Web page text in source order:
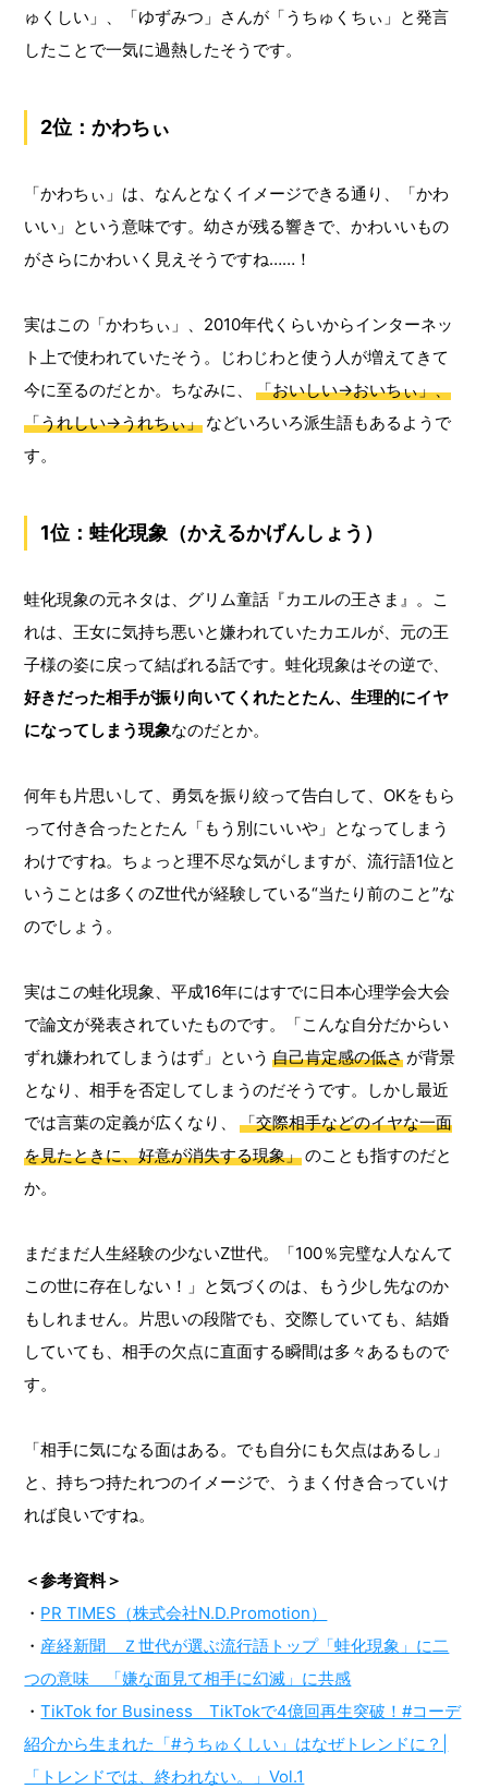
ゅくしい」、「ゆずみつ」さんが「うちゅくちぃ」と発言
したことで一気に過熱したそうです。
2位：かわちぃ
「かわちぃ」は、なんとなくイメージできる通り、「かわ
いい」という意味です。幼さが残る響きで、かわいいもの
がさらにかわいく見えそうですね……！
実はこの「かわちぃ」、2010年代くらいからインターネッ
ト上で使われていたそう。じわじわと使う人が増えてきて
今に至るのだとか。ちなみに、
「おいしい→おいちぃ」、
「うれしい→うれちぃ」 などいろいろ派生語もあるようで
す。
1位：蛙化現象（かえるかげんしょう）
蛙化現象の元ネタは、グリム童話『カエルの王さま』。こ
れは、王女に気持ち悪いと嫌われていたカエルが、元の王
子様の姿に戻って結ばれる話です。蛙化現象はその逆で、
好きだった相手が振り向いてくれたとたん、生理的にイヤ
になってしまう現象なのだとか。
何年も片思いして、勇気を振り絞って告白して、OKをもら
って付き合ったとたん「もう別にいいや」となってしまう
わけですね。ちょっと理不尽な気がしますが、流行語1位と
いうことは多くのZ世代が経験している“当たり前のこと”な
のでしょう。
実はこの蛙化現象、平成16年にはすでに日本心理学会大会
で論文が発表されていたものです。「こんな自分だからい
ずれ嫌われてしまうはず」という 自己肯定感の低さ が背景
となり、相手を否定してしまうのだそうです。しかし最近
では言葉の定義が広くなり、
「交際相手などのイヤな一面
を見たときに、好意が消失する現象」のことも指すのだと
か。
まだまだ人生経験の少ないZ世代。「100％完璧な人なんて
この世に存在しない！」と気づくのは、もう少し先なのか
もしれません。片思いの段階でも、交際していても、結婚
していても、相手の欠点に直面する瞬間は多々あるもので
す。
「相手に気になる面はある。でも自分にも欠点はあるし」
と、持ちつ持たれつのイメージで、うまく付き合っていけ
れば良いですね。
＜参考資料＞
・ PR TIMES（株式会社N.D.Promotion）
・ 産経新聞 Ｚ世代が選ぶ流行語トップ「蛙化現象」に二
つの意味 「嫌な面見て相手に幻滅」に共感
・TikTok for Business TikTokで4億回再生突破！#コーデ
紹介から生まれた「#うちゅくしい」はなぜトレンドに？|
「トレンドでは、終われない。」Vol.1